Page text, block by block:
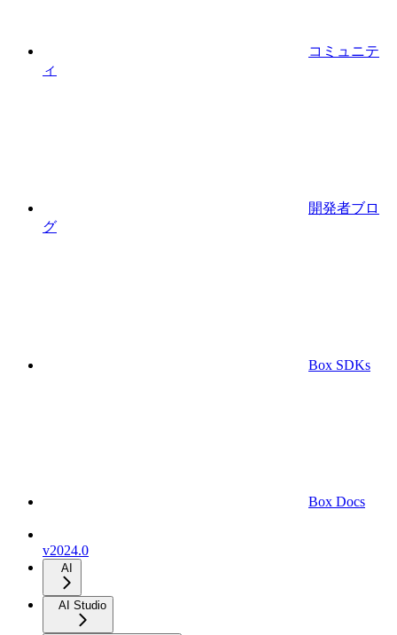
コミュニテ
ィ
開発者ブロ
グ
Box SDKs
Box Docs
v2024.0
AI
AI Studio